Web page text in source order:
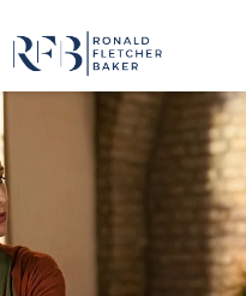
Vai al contenuto